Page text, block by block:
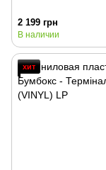
2 199 грн
В наличии
хит